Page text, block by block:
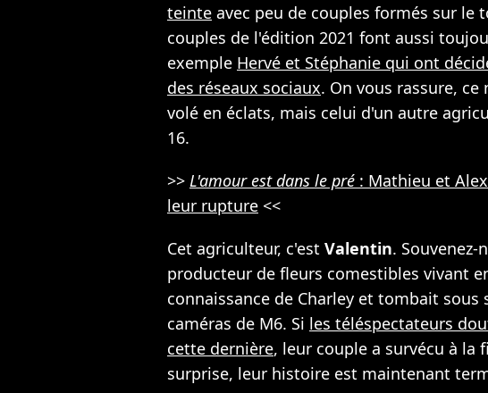
teinte avec peu de couples formés sur le
couples de l'édition 2021 font aussi
exemple Hervé et Stéphanie qui ont
des réseaux sociaux. On vous rassure,
volé en éclats, mais celui d'un autre
16.
>> L'amour est dans le pré : Mathieu et
leur rupture <<
Cet agriculteur, c'est Valentin. Souvenez-
producteur de fleurs comestibles vivant
connaissance de Charley et tombait sous
caméras de M6. Si les téléspectateurs
cette dernière, leur couple a survécu à la
surprise, leur histoire est maintenant